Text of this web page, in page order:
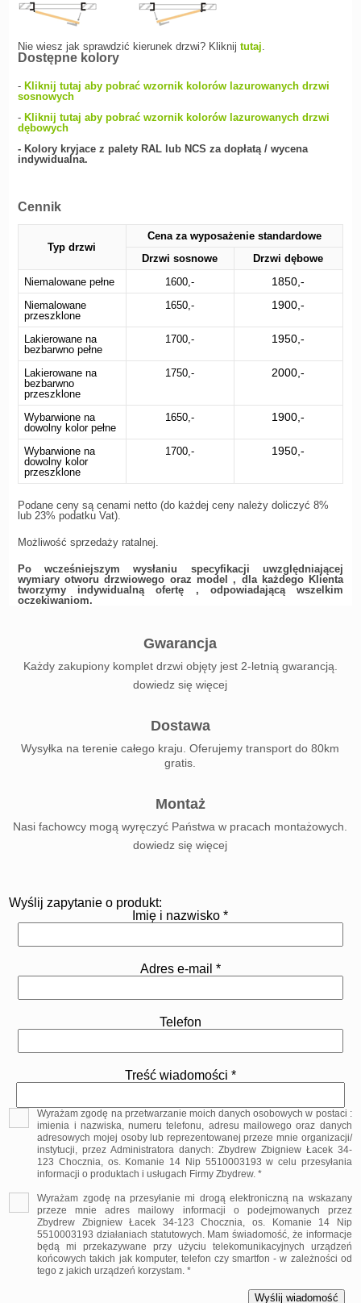
Nie wiesz jak sprawdzić kierunek drzwi? Kliknij tutaj.
Dostępne kolory
- Kliknij tutaj aby pobrać wzornik kolorów lazurowanych drzwi
sosnowych
- Kliknij tutaj aby pobrać wzornik kolorów lazurowanych drzwi
dębowych
- Kolory kryjace z palety RAL lub NCS za dopłatą / wycena
indywidualna.
Cennik
Typ drzwi
Cena za wyposażenie standardowe
Drzwi sosnowe
Drzwi dębowe
Niemalowane pełne
1600,- 1850,-
Niemalowane
przeszklone
1650,- 1900,-
Lakierowane na
bezbarwno pełne
1700,- 1950,-
Lakierowane na
bezbarwno
przeszklone
1750,- 2000,-
Wybarwione na
dowolny kolor pełne
1650,- 1900,-
Wybarwione na
dowolny kolor
przeszklone
1700,- 1950,-
Podane ceny są cenami netto (do każdej ceny należy doliczyć 8%
lub 23% podatku Vat).
Możliwość sprzedaży ratalnej.
Po wcześniejszym wysłaniu specyfikacji uwzględniającej
wymiary otworu drzwiowego oraz model , dla każdego Klienta
tworzymy indywidualną ofertę , odpowiadającą wszelkim
oczekiwaniom.
Gwarancja
Każdy zakupiony komplet drzwi objęty jest 2-letnią gwarancją.
dowiedz się więcej
Dostawa
Wysyłka na terenie całego kraju. Oferujemy transport do 80km
gratis.
Montaż
Nasi fachowcy mogą wyręczyć Państwa w pracach montażowych.
dowiedz się więcej
Wyślij zapytanie o produkt:
Imię i nazwisko *
Adres e-mail *
Telefon
Treść wiadomości *
Wyrażam zgodę na przetwarzanie moich danych osobowych w postaci :
imienia i nazwiska, numeru telefonu, adresu mailowego oraz danych
adresowych mojej osoby lub reprezentowanej przeze mnie organizacji/
instytucji, przez Administratora danych: Zbydrew Zbigniew Łacek 34-
123 Chocznia, os. Komanie 14 Nip 5510003193 w celu przesyłania
informacji o produktach i usługach Firmy Zbydrew. *
Wyrażam zgodę na przesyłanie mi drogą elektroniczną na wskazany
przeze mnie adres mailowy informacji o podejmowanych przez
Zbydrew Zbigniew Łacek 34-123 Chocznia, os. Komanie 14 Nip
5510003193 działaniach statutowych. Mam świadomość, że informacje
będą mi przekazywane przy użyciu telekomunikacyjnych urządzeń
końcowych takich jak komputer, telefon czy smartfon - w zależności od
tego z jakich urządzeń korzystam. *